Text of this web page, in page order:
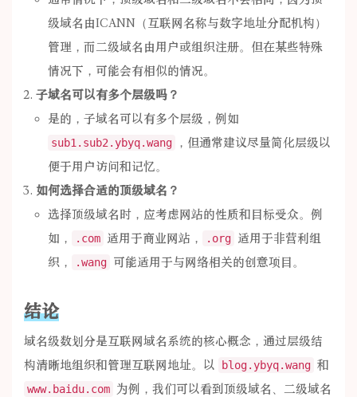
级域名由ICANN（互联网名称与数字地址分配机构）
管理，而二级域名由用户或组织注册。但在某些特殊
情况下，可能会有相似的情况。
子域名可以有多个层级吗？
是的，子域名可以有多个层级，例如
sub1.sub2.ybyq.wang
，但通常建议尽量简化层级以
便于用户访问和记忆。
如何选择合适的顶级域名？
选择顶级域名时，应考虑网站的性质和目标受众。例
如，
.com 适用于商业网站， .org 适用于非营利组
织，
.wang 可能适用于与网络相关的创意项目。
结论
域名级数划分是互联网域名系统的核心概念，通过层级结
构清晰地组织和管理互联网地址。以
blog.ybyq.wang 和
www.baidu.com 为例，我们可以看到顶级域名、二级域名